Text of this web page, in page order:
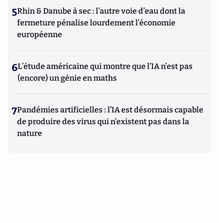
5Rhin & Danube à sec : l’autre voie d’eau dont la
fermeture pénalise lourdement l’économie
européenne
6L’étude américaine qui montre que l’IA n’est pas
(encore) un génie en maths
7Pandémies artificielles : l’IA est désormais capable
de produire des virus qui n’existent pas dans la
nature